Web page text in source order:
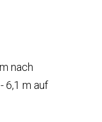
nach
6,1 m auf